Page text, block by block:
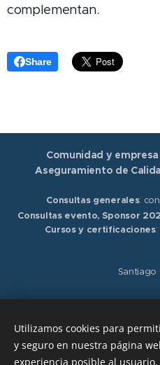
complementan.
Share
Comunidad y
Aseguramiento de
Consultas generales:
Consultas evento, Sponsor
Cursos y certificaciones
Santiago
LinkedIn
Términos y condiciones.
Utilizamos cookies para
y seguro en nuestra página
experiencia posible al usuario.